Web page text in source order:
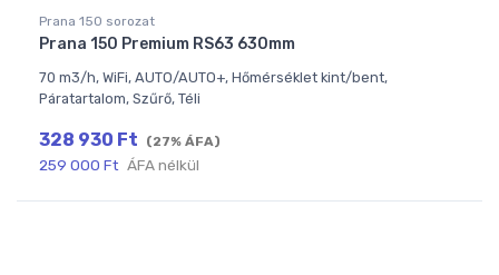
Prana 150 sorozat
Prana 150 Premium RS63 630mm
70 m3/h, WiFi, AUTO/AUTO+, Hőmérséklet kint/bent,
Páratartalom, Szűrő, Téli
328 930 Ft (27% ÁFA)
259 000 Ft ÁFA nélkül